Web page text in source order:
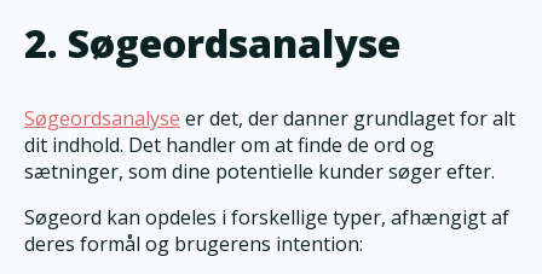
2. Søgeordsanalyse
Søgeordsanalyse er det, der danner grundlaget for alt
dit indhold. Det handler om at finde de ord og
sætninger, som dine potentielle kunder søger efter.
Søgeord kan opdeles i forskellige typer, afhængigt af
deres formål og brugerens intention: